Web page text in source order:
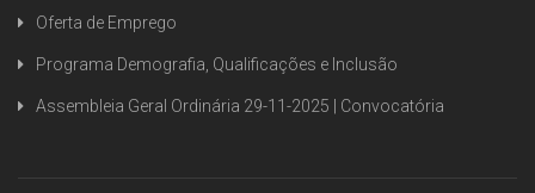
Oferta de Emprego
Programa Demografia, Qualificações e Inclusão
Assembleia Geral Ordinária 29-11-2025 | Convocatória